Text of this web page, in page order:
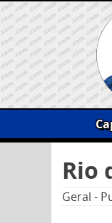
Skip
to
content
Rio
Geral -